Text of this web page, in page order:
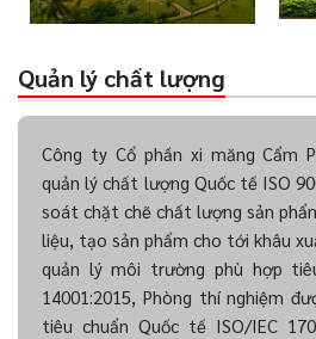
Quản lý chất lượng
Công ty Cổ phần xi măng Cẩm
quản lý chất lượng Quốc tế ISO
soát chặt chẽ chất lượng sản
liệu, tạo sản phẩm cho tới khâu
quản lý môi trường phù hợp
14001:2015, Phòng thí nghiệm
tiêu chuẩn Quốc tế ISO/IEC